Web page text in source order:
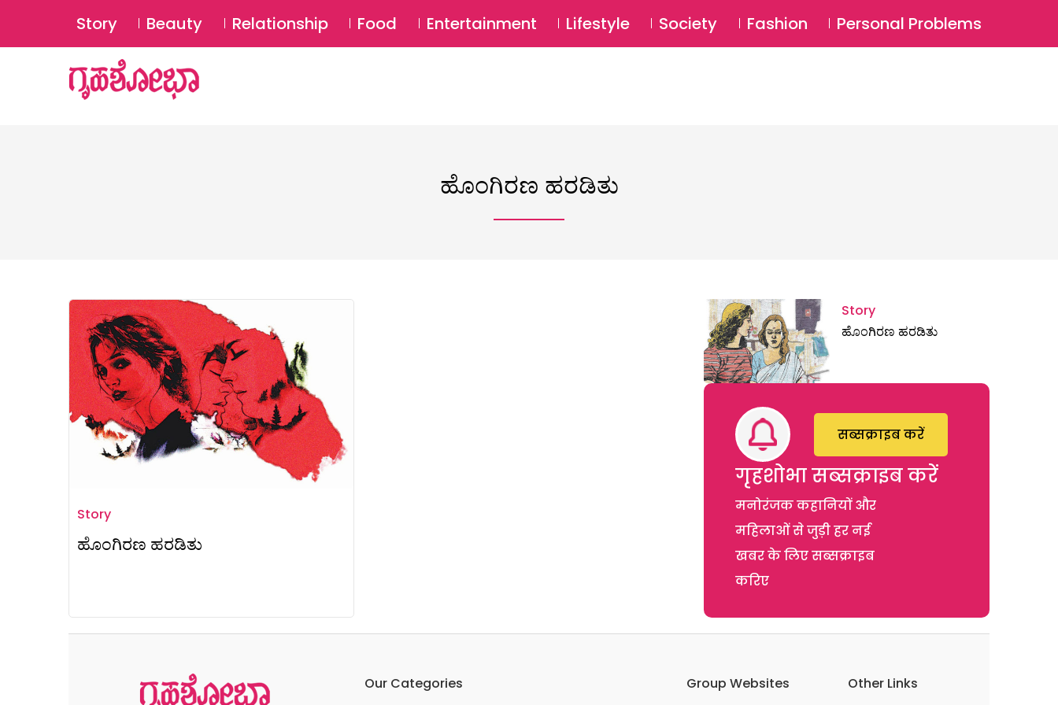
SUBSCRIBE Login ⚲
Story Beauty Relationship Food Entertainment Lifestyle Society Fashion Personal Problems
ಹೊಂಗಿರಣ ಹರಡಿತು
Story
ಹೊಂಗಿರಣ ಹರಡಿತು
Story
ಹೊಂಗಿರಣ ಹರಡಿತು
गृहशोभा सब्सक्राइब करें
मनोरंजक कहानियों और
महिलाओं से जुड़ी हर नई
खबर के लिए सब्सक्राइब
करिए
सब्सक्राइब करें
Our Categories Group Websites Other Links